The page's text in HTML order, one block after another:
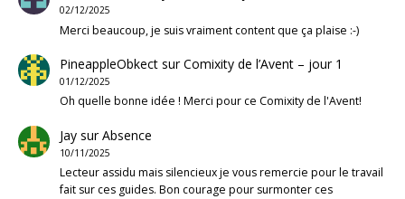
02/12/2025
Merci beaucoup, je suis vraiment content que ça plaise :-)
PineappleObkectsurComixity de l’Avent – jour 1
01/12/2025
Oh quelle bonne idée ! Merci pour ce Comixity de l'Avent!
JaysurAbsence
10/11/2025
Lecteur assidu mais silencieux je vous remercie pour le travail
fait sur ces guides. Bon courage pour surmonter ces